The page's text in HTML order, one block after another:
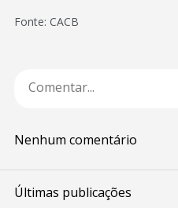
Fonte: CACB
Nenhum comentário
Últimas publicações